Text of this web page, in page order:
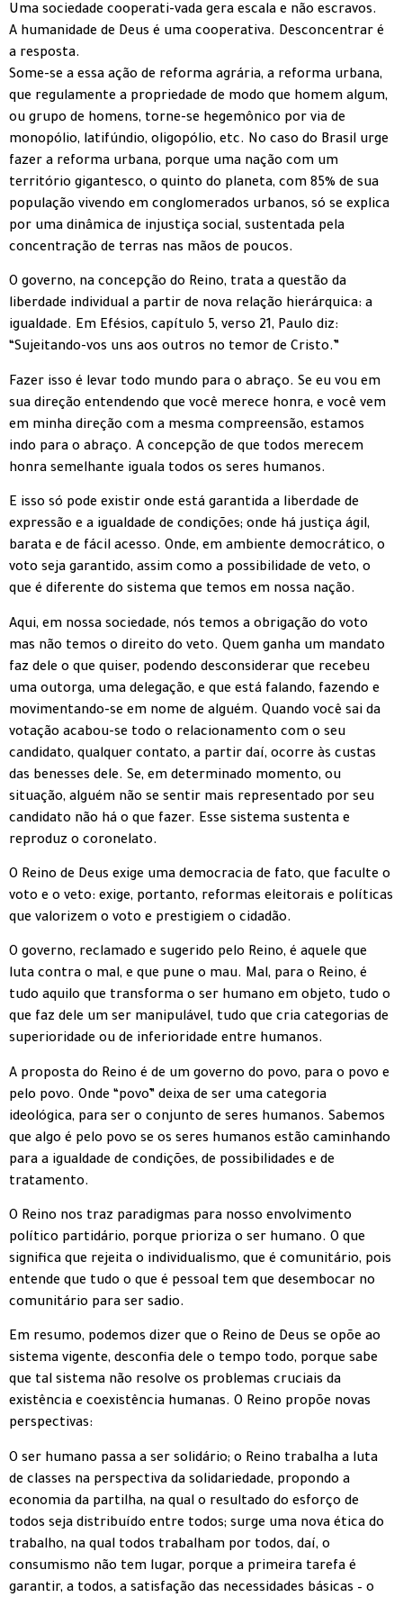
Uma sociedade cooperati-vada gera escala e não escravos.
A humanidade de Deus é uma cooperativa. Desconcentrar é
a resposta.
Some-se a essa ação de reforma agrária, a reforma urbana,
que regulamente a propriedade de modo que homem algum,
ou grupo de homens, torne-se hegemônico por via de
monopólio, latifúndio, oligopólio, etc. No caso do Brasil urge
fazer a reforma urbana, porque uma nação com um
território gigantesco, o quinto do planeta, com 85% de sua
população vivendo em conglomerados urbanos, só se explica
por uma dinâmica de injustiça social, sustentada pela
concentração de terras nas mãos de poucos.
O governo, na concepção do Reino, trata a questão da
liberdade individual a partir de nova relação hierárquica: a
igualdade. Em Efésios, capítulo 5, verso 21, Paulo diz:
“Sujeitando-vos uns aos outros no temor de Cristo.”
Fazer isso é levar todo mundo para o abraço. Se eu vou em
sua direção entendendo que você merece honra, e você vem
em minha direção com a mesma compreensão, estamos
indo para o abraço. A concepção de que todos merecem
honra semelhante iguala todos os seres humanos.
E isso só pode existir onde está garantida a liberdade de
expressão e a igualdade de condições; onde há justiça ágil,
barata e de fácil acesso. Onde, em ambiente democrático, o
voto seja garantido, assim como a possibilidade de veto, o
que é diferente do sistema que temos em nossa nação.
Aqui, em nossa sociedade, nós temos a obrigação do voto
mas não temos o direito do veto. Quem ganha um mandato
faz dele o que quiser, podendo desconsiderar que recebeu
uma outorga, uma delegação, e que está falando, fazendo e
movimentando-se em nome de alguém. Quando você sai da
votação acabou-se todo o relacionamento com o seu
candidato, qualquer contato, a partir daí, ocorre às custas
das benesses dele. Se, em determinado momento, ou
situação, alguém não se sentir mais representado por seu
candidato não há o que fazer. Esse sistema sustenta e
reproduz o coronelato.
O Reino de Deus exige uma democracia de fato, que faculte o
voto e o veto: exige, portanto, reformas eleitorais e políticas
que valorizem o voto e prestigiem o cidadão.
O governo, reclamado e sugerido pelo Reino, é aquele que
luta contra o mal, e que pune o mau. Mal, para o Reino, é
tudo aquilo que transforma o ser humano em objeto, tudo o
que faz dele um ser manipulável, tudo que cria categorias de
superioridade ou de inferioridade entre humanos.
A proposta do Reino é de um governo do povo, para o povo e
pelo povo. Onde “povo” deixa de ser uma categoria
ideológica, para ser o conjunto de seres humanos. Sabemos
que algo é pelo povo se os seres humanos estão caminhando
para a igualdade de condições, de possibilidades e de
tratamento.
O Reino nos traz paradigmas para nosso envolvimento
político partidário, porque prioriza o ser humano. O que
significa que rejeita o individualismo, que é comunitário, pois
entende que tudo o que é pessoal tem que desembocar no
comunitário para ser sadio.
Em resumo, podemos dizer que o Reino de Deus se opõe ao
sistema vigente, desconfia dele o tempo todo, porque sabe
que tal sistema não resolve os problemas cruciais da
existência e coexistência humanas. O Reino propõe novas
perspectivas:
O ser humano passa a ser solidário; o Reino trabalha a luta
de classes na perspectiva da solidariedade, propondo a
economia da partilha, na qual o resultado do esforço de
todos seja distribuído entre todos; surge uma nova ética do
trabalho, na qual todos trabalham por todos, daí, o
consumismo não tem lugar, porque a primeira tarefa é
garantir, a todos, a satisfação das necessidades básicas – o